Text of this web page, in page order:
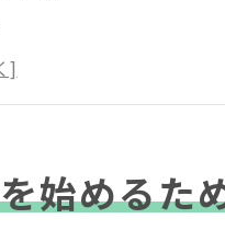
の市場分析と成功戦略
始めるた